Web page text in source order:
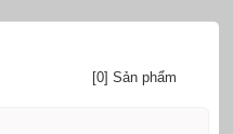
[0] Sản phẩm